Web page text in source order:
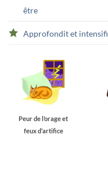
être
Approfondit et
Peur de l’orage et
feux d’artifice